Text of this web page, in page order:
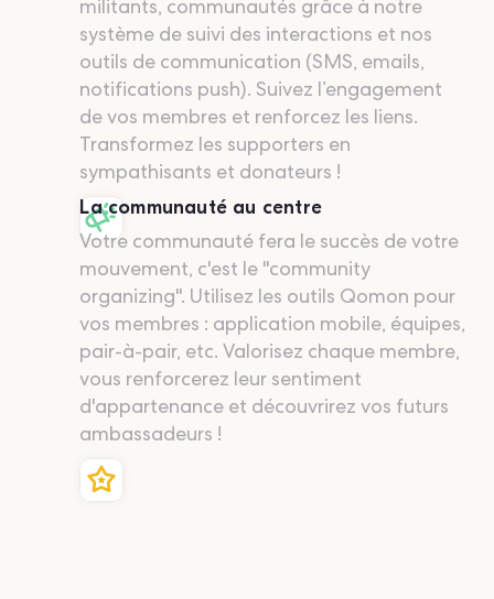
militants, communautés grâce à notre
système de suivi des interactions et nos
outils de communication (SMS, emails,
notifications push). Suivez l’engagement
de vos membres et renforcez les liens.
Transformez les supporters en
sympathisants et donateurs !
La communauté au centre
Votre communauté fera le succès de votre
mouvement, c'est le "community
organizing". Utilisez les outils Qomon pour
vos membres : application mobile, équipes,
pair-à-pair, etc. Valorisez chaque membre,
vous renforcerez leur sentiment
d'appartenance et découvrirez vos futurs
ambassadeurs !